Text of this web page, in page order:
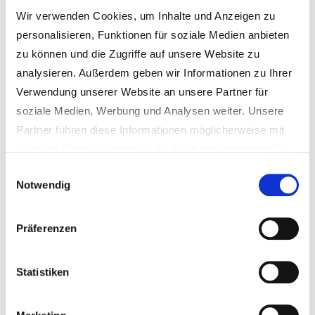
Wir verwenden Cookies, um Inhalte und Anzeigen zu
personalisieren, Funktionen für soziale Medien anbieten
zu können und die Zugriffe auf unsere Website zu
analysieren. Außerdem geben wir Informationen zu Ihrer
Verwendung unserer Website an unsere Partner für
soziale Medien, Werbung und Analysen weiter. Unsere
Partner führen diese Informationen möglicherweise mit
gesammelt haben.
Hinweis für das Einblenden von externen Google-
Google nutzt für seine Dienste Google Fonts, die
von Google-Servern nachgeladen werden, sobald Sie
Notwendig
Präferenzen
Statistiken
Longevity-Supplementierung. Als
Spezialist für biologisches
Altersmonitoring ist epiAge natürlich
sehr daran interessiert, mit den
neuesten Fortschritten auf dem Gebiet
der gesunden Langlebigkeit Schritt zu
unterstützen zu können.